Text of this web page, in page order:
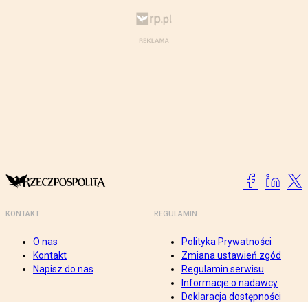
KONTAKT
O nas
Kontakt
Napisz do nas
REGULAMIN
Polityka Prywatności
Zmiana ustawień zgód
Regulamin serwisu
Informacje o nadawcy
Deklaracja dostępności